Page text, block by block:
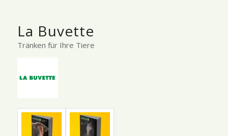
La Buvette
Tränken für Ihre Tiere